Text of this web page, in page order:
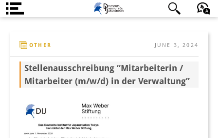
Institute
Team
Research Team
Publications &
OTHER JUNE 3, 2024
Stellenausschreibung “Mitarbeiterin /
Mitarbeiter (m/w/d) in der Verwaltung”